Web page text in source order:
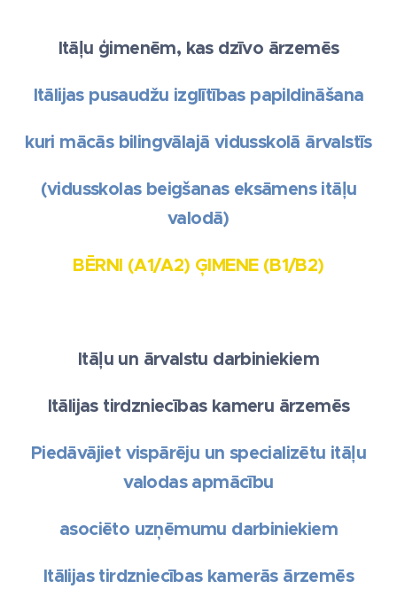
Itāļu ģimenēm, kas dzīvo ārzemēs
Itālijas pusaudžu izglītības papildināšana
kuri mācās bilingvālajā vidusskolā ārvalstīs
(vidusskolas beigšanas eksāmens itāļu
valodā)
BĒRNI (A1/A2) ĢIMENE (B1/B2)
Itāļu un ārvalstu darbiniekiem
Itālijas tirdzniecības kameru ārzemēs
Piedāvājiet vispārēju un specializētu itāļu
valodas apmācību
asociēto uzņēmumu darbiniekiem
Itālijas tirdzniecības kamerās ārzemēs